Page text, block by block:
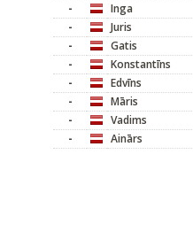
-
Inga
-
Juris
-
Gatis
-
Konstantīns
-
Edvīns
-
Māris
-
Vadims
-
Ainārs